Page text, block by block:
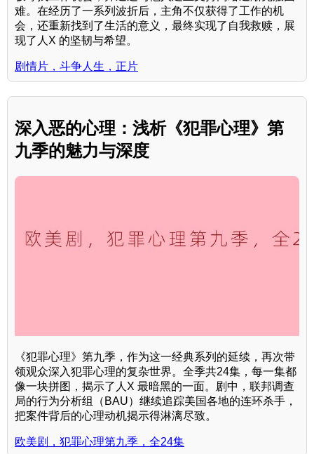
难。在经历了一系列波折后，主角不仅获得了工作的机
会，还重新找到了生活的意义，最终实现了自我救赎，展
现了人X 的坚韧与希望。
剧情片，斗争人生，正片
深入恶的心理：浅析《犯罪心理》第
九季的魅力与深度
《犯罪心理》第九季，作为这一经典系列的延续，再次带
领观众深入犯罪心理的复杂世界。全季共24集，每一集都
像一块拼图，揭示了人X 最暗黑的一面。剧中，联邦调查
局的行为分析组（BAU）继续追踪美国各地的连环杀手，
把案件背后的心理动机揭示得淋漓尽致。
欧美剧，犯罪心理第九季，全24集